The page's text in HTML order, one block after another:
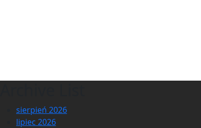
sierpień 2026
lipiec 2026